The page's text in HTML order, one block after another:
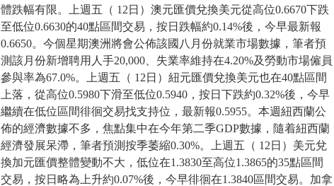
體跌幅有限。上週五（ 12日）澳元匯價兌換美元從高位0.6670下跌
至低位0.6630的40點區間交易，按日跌幅約0.14%後，今早最新報
0.6650。今個星期澳洲將會公佈該國八月份就業市場數據，筆者預
測該月份新增聘用人手20,000、失業率維持在4.20%及勞動市場僱員
參與率為67.0%。上週五（ 12日）紐元匯價兌換美元也在40點區間
上落，從高位0.5980下滑至低位0.5940，按日下跌約0.32%後，今早
繼續在低位區間徘徊交易找支持位，最新報0.5955。本週紐西蘭公
佈的經濟數據不多，焦點集中在今年第二季GDP數據，隨着紐西蘭
經濟發展呆滯，筆者預測按季萎縮0.30%。上週五（ 12日）美元兌
換加元匯價整體變動不大，低位在1.3830至高位1.3865的35點區間
交易，按日略為上升約0.07%後，今早徘徊在1.3840區間交易。加拿